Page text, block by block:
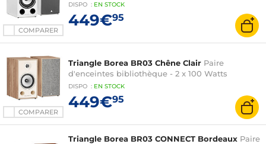
COMPARER
DISPO : EN STOCK
449€95
COMPARER
Triangle Borea BR03 Chêne Clair Paire
d'enceintes bibliothèque - 2 x 100 Watts
DISPO : EN STOCK
449€95
Triangle Borea BR03 CONNECT Bordeaux Paire